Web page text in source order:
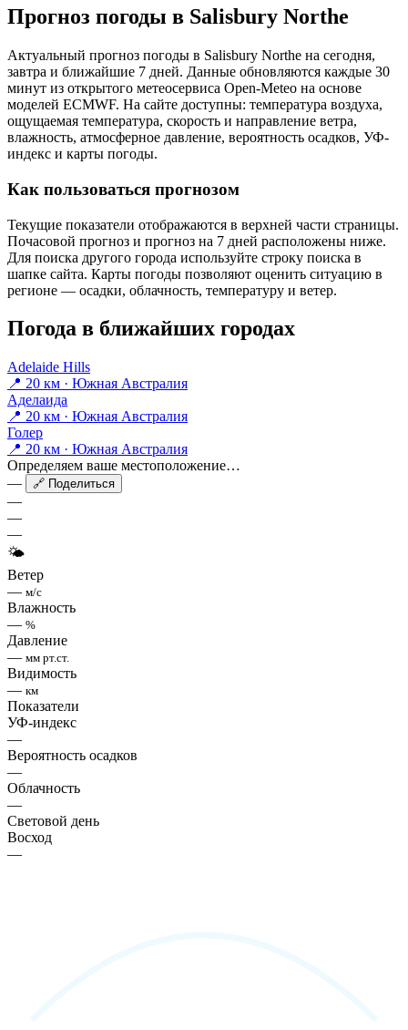
Прогноз погоды в Salisbury Northе
Актуальный прогноз погоды в Salisbury Northе на сегодня,
завтра и ближайшие 7 дней. Данные обновляются каждые 30
минут из открытого метеосервиса Open-Meteo на основе
моделей ECMWF. На сайте доступны: температура воздуха,
ощущаемая температура, скорость и направление ветра,
влажность, атмосферное давление, вероятность осадков, УФ-
индекс и карты погоды.
Как пользоваться прогнозом
Текущие показатели отображаются в верхней части страницы.
Почасовой прогноз и прогноз на 7 дней расположены ниже.
Для поиска другого города используйте строку поиска в
шапке сайта. Карты погоды позволяют оценить ситуацию в
регионе — осадки, облачность, температуру и ветер.
Погода в ближайших городах
Adelaide Hills
📍 20 км · Южная Австралия
Аделаида
📍 20 км · Южная Австралия
Голер
📍 20 км · Южная Австралия
Определяем ваше местоположение…
—
🔗 Поделиться
—
—
—
🌤
Ветер
— м/с
Влажность
— %
Давление
— мм рт.ст.
Видимость
— км
Показатели
УФ-индекс
—
Вероятность осадков
—
Облачность
—
Световой день
Восход
—